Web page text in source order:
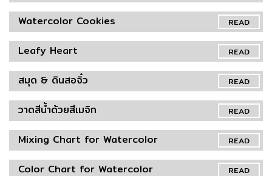
READ
Watercolor Cookies
READ
Leafy Heart
READ
สมุด & ดินสอจิ๋ว
READ
วาดสีน้ำด้วยสีเมจิก
READ
Mixing Chart for Watercolor
READ
Color Chart for Watercolor